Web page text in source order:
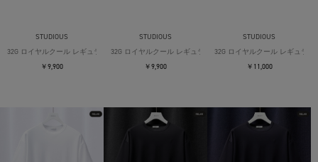
STUDIOUS
32G ロイヤルクール レギュラーTシャツ
￥9,900
STUDIOUS
32G ロイヤルクール レギュラーTシャツ
￥9,900
STUDIOUS
32G ロイヤルクール レギュラー
￥11,000